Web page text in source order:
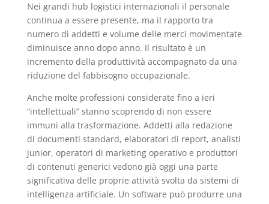
Nei grandi hub logistici internazionali il personale
continua a essere presente, ma il rapporto tra
numero di addetti e volume delle merci movimentate
diminuisce anno dopo anno. Il risultato è un
incremento della produttività accompagnato da una
riduzione del fabbisogno occupazionale.
Anche molte professioni considerate fino a ieri
“intellettuali” stanno scoprendo di non essere
immuni alla trasformazione. Addetti alla redazione
di documenti standard, elaboratori di report, analisti
junior, operatori di marketing operativo e produttori
di contenuti generici vedono già oggi una parte
significativa delle proprie attività svolta da sistemi di
intelligenza artificiale. Un software può produrre una